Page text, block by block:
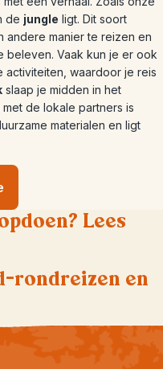
de jungle ligt. Dit soort
manier te reizen en
beleven. Vaak kun je er ook
activiteiten, waardoor je reis
slaap je midden in het
de lokale partners is
materialen en ligt
Lees
rondreizen en